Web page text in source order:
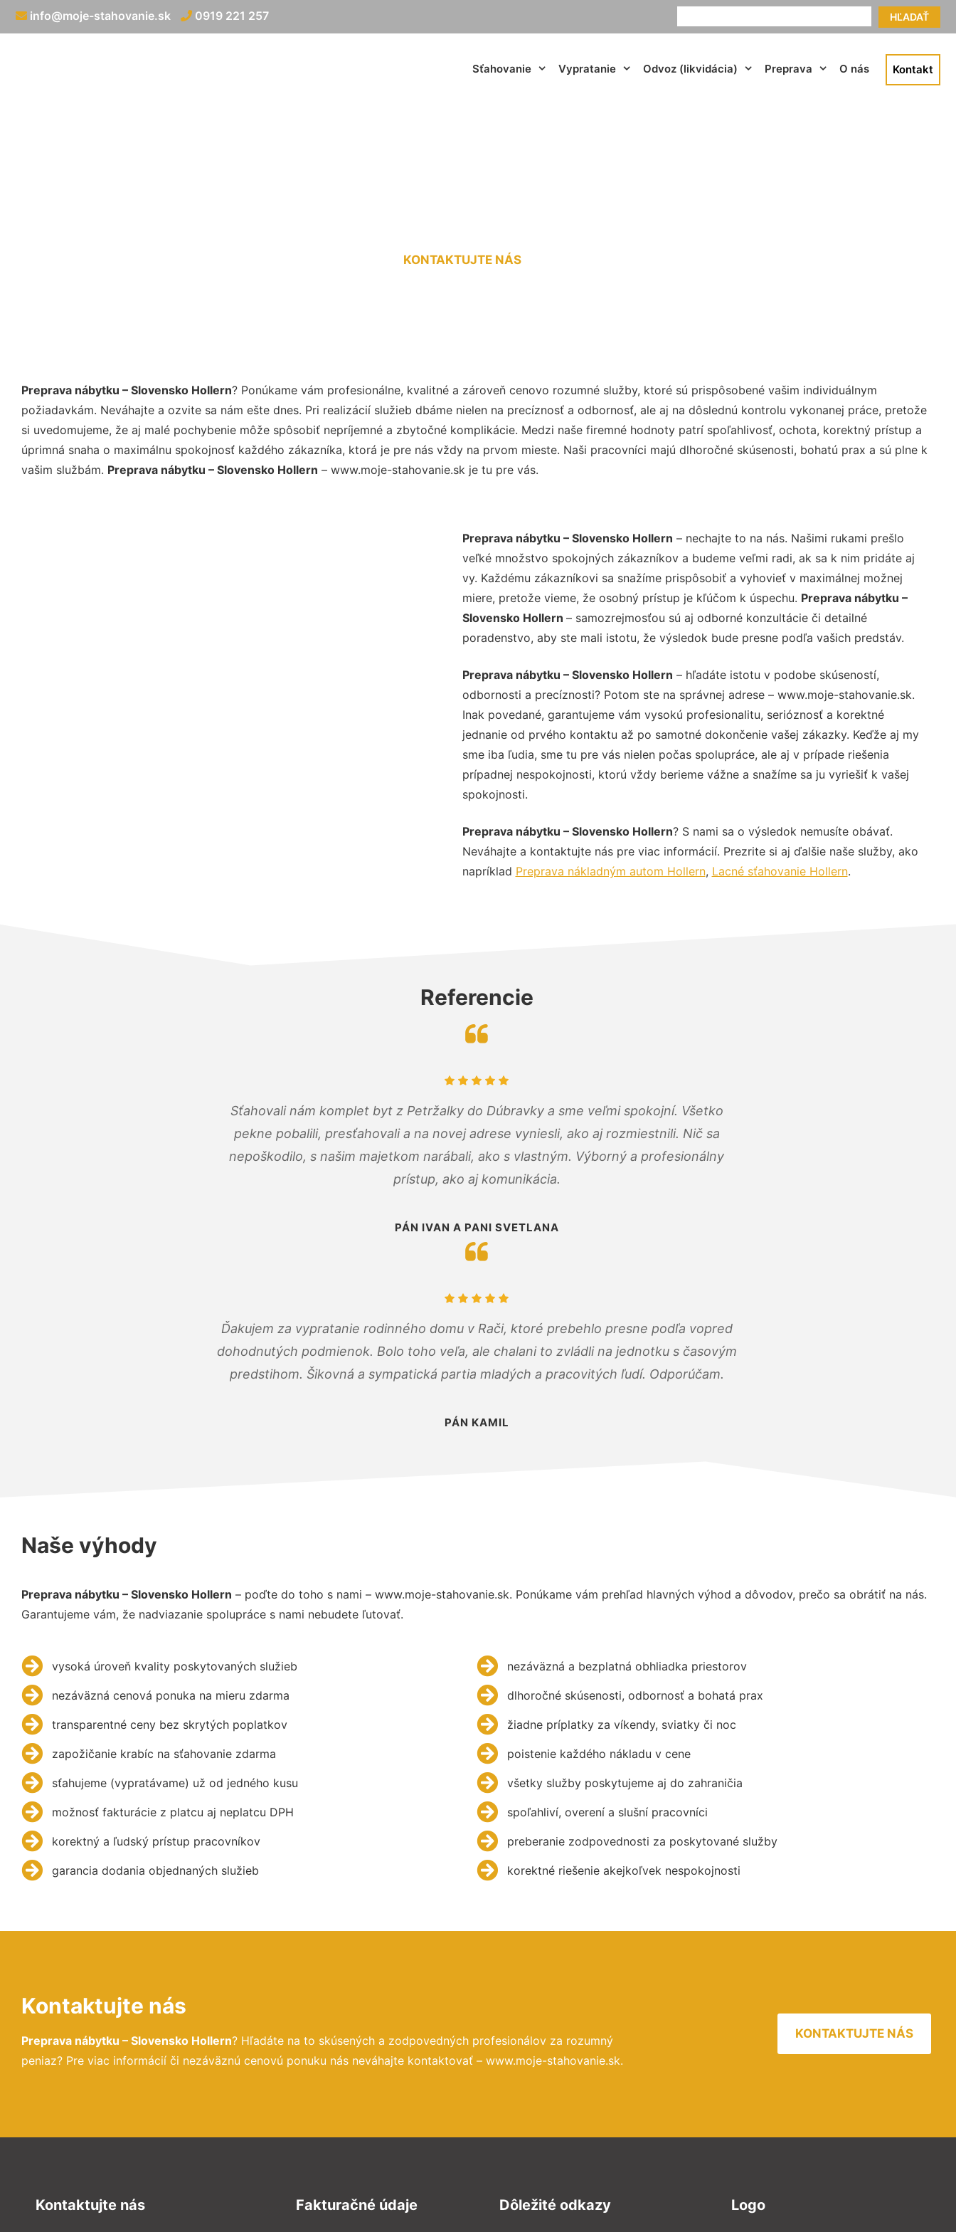
HĽADAŤ
info@moje-stahovanie.sk 0919 221 257
Sťahovanie Vypratanie Odvoz (likvidácia) Preprava O nás Kontakt
KONTAKTUJTE NÁS
Preprava nábytku – Slovensko Hollern? Ponúkame vám profesionálne, kvalitné a zároveň cenovo rozumné služby, ktoré sú prispôsobené vašim individuálnym
požiadavkám. Neváhajte a ozvite sa nám ešte dnes. Pri realizácií služieb dbáme nielen na precíznosť a odbornosť, ale aj na dôslednú kontrolu vykonanej práce, pretože
si uvedomujeme, že aj malé pochybenie môže spôsobiť nepríjemné a zbytočné komplikácie. Medzi naše firemné hodnoty patrí spoľahlivosť, ochota, korektný prístup a
úprimná snaha o maximálnu spokojnosť každého zákazníka, ktorá je pre nás vždy na prvom mieste. Naši pracovníci majú dlhoročné skúsenosti, bohatú prax a sú plne k
vašim službám. Preprava nábytku – Slovensko Hollern – www.moje-stahovanie.sk je tu pre vás.
Preprava nábytku – Slovensko Hollern – nechajte to na nás. Našimi rukami prešlo
veľké množstvo spokojných zákazníkov a budeme veľmi radi, ak sa k nim pridáte aj
vy. Každému zákazníkovi sa snažíme prispôsobiť a vyhovieť v maximálnej možnej
miere, pretože vieme, že osobný prístup je kľúčom k úspechu. Preprava nábytku –
Slovensko Hollern – samozrejmosťou sú aj odborné konzultácie či detailné
poradenstvo, aby ste mali istotu, že výsledok bude presne podľa vašich predstáv.
Preprava nábytku – Slovensko Hollern – hľadáte istotu v podobe skúseností,
odbornosti a precíznosti? Potom ste na správnej adrese – www.moje-stahovanie.sk.
Inak povedané, garantujeme vám vysokú profesionalitu, serióznosť a korektné
jednanie od prvého kontaktu až po samotné dokončenie vašej zákazky. Keďže aj my
sme iba ľudia, sme tu pre vás nielen počas spolupráce, ale aj v prípade riešenia
prípadnej nespokojnosti, ktorú vždy berieme vážne a snažíme sa ju vyriešiť k vašej
spokojnosti.
Preprava nábytku – Slovensko Hollern? S nami sa o výsledok nemusíte obávať.
Neváhajte a kontaktujte nás pre viac informácií. Prezrite si aj ďalšie naše služby, ako
napríklad Preprava nákladným autom Hollern, Lacné sťahovanie Hollern.
Referencie
Sťahovali nám komplet byt z Petržalky do Dúbravky a sme veľmi spokojní. Všetko
pekne pobalili, presťahovali a na novej adrese vyniesli, ako aj rozmiestnili. Nič sa
nepoškodilo, s našim majetkom narábali, ako s vlastným. Výborný a profesionálny
prístup, ako aj komunikácia.
PÁN IVAN A PANI SVETLANA
Ďakujem za vypratanie rodinného domu v Rači, ktoré prebehlo presne podľa vopred
dohodnutých podmienok. Bolo toho veľa, ale chalani to zvládli na jednotku s časovým
predstihom. Šikovná a sympatická partia mladých a pracovitých ľudí. Odporúčam.
PÁN KAMIL
Naše výhody
Preprava nábytku – Slovensko Hollern – poďte do toho s nami – www.moje-stahovanie.sk. Ponúkame vám prehľad hlavných výhod a dôvodov, prečo sa obrátiť na nás.
Garantujeme vám, že nadviazanie spolupráce s nami nebudete ľutovať.
vysoká úroveň kvality poskytovaných služieb
nezáväzná cenová ponuka na mieru zdarma
transparentné ceny bez skrytých poplatkov
zapožičanie krabíc na sťahovanie zdarma
sťahujeme (vypratávame) už od jedného kusu
možnosť fakturácie z platcu aj neplatcu DPH
korektný a ľudský prístup pracovníkov
garancia dodania objednaných služieb
nezáväzná a bezplatná obhliadka priestorov
dlhoročné skúsenosti, odbornosť a bohatá prax
žiadne príplatky za víkendy, sviatky či noc
poistenie každého nákladu v cene
všetky služby poskytujeme aj do zahraničia
spoľahliví, overení a slušní pracovníci
preberanie zodpovednosti za poskytované služby
korektné riešenie akejkoľvek nespokojnosti
Kontaktujte nás
Preprava nábytku – Slovensko Hollern? Hľadáte na to skúsených a zodpovedných profesionálov za rozumný
peniaz? Pre viac informácií či nezáväznú cenovú ponuku nás neváhajte kontaktovať – www.moje-stahovanie.sk.
KONTAKTUJTE NÁS
Kontaktujte nás Fakturačné údaje Dôležité odkazy Logo